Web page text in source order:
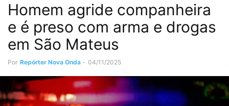
Homem agride companheira
e é preso com arma e drogas
em São Mateus
Por Repórter Nova Onda - 04/11/2025